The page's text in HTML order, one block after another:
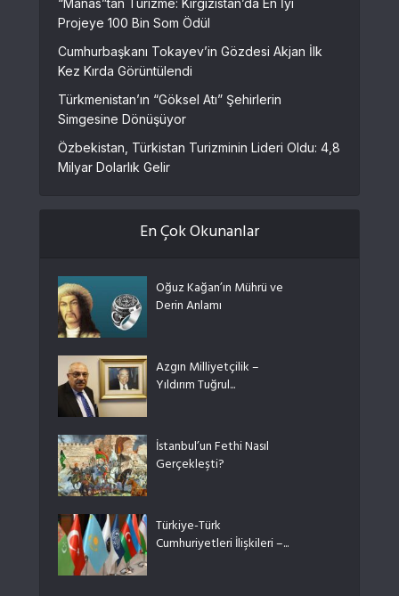
Projeye 100 Bin Som Ödül
Cumhurbaşkanı Tokayev’in Gözdesi Akjan İlk
Kez Kırda Görüntülendi
Türkmenistan’ın “Göksel Atı” Şehirlerin
Simgesine Dönüşüyor
Özbekistan, Türkistan Turizminin Lideri Oldu: 4,8
Milyar Dolarlık Gelir
En Çok Okunanlar
Oğuz Kağan’ın Mührü ve
Derin Anlamı
Azgın Milliyetçilik –
Yıldırım Tuğrul...
İstanbul’un Fethi Nasıl
Gerçekleşti?
Türkiye-Türk
Cumhuriyetleri İlişkileri –...